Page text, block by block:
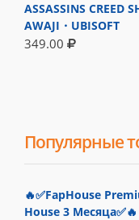
ASSASSINS CREED
AWAJI・UBISOFT
349.00
Популярные
🔥✅FapHouse
House 3 Месяца✅🔥